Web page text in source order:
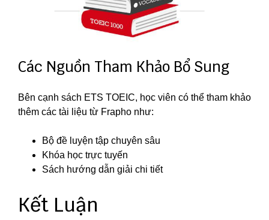
Các Nguồn Tham Khảo Bổ Sung
Bên cạnh sách ETS TOEIC, học viên có thể tham khảo
thêm các tài liệu từ Frapho như:
Bộ đề luyện tập chuyên sâu
Khóa học trực tuyến
Sách hướng dẫn giải chi tiết
Kết Luận